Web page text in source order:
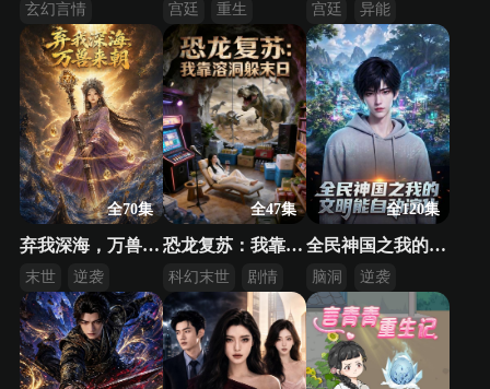
玄幻言情
传统玄幻
东方仙侠
宫廷
重生
逆袭
宫廷
异能
逆袭
全70集
弃我深海，万兽来朝
末世 逆袭
全47集
恐龙复苏：我靠溶洞躲末日
科幻末世
剧情
反转
全120集
全民神国之我的文明能自动演化
脑洞
逆袭
异能